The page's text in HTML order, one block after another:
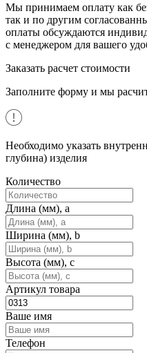
Мы принимаем оплату как
так и по другим
оплаты обсуждаются
с менеджером для вашего
Заказать расчет стоимости
Заполните форму и мы
Необходимо указать
глубина) изделия
Количество
Длина (мм), a
Ширина (мм), b
Высота (мм), c
Артикул товара
Ваше имя
Телефон